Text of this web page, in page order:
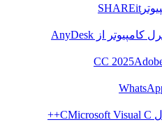
ازAnyDesk
Microsoft